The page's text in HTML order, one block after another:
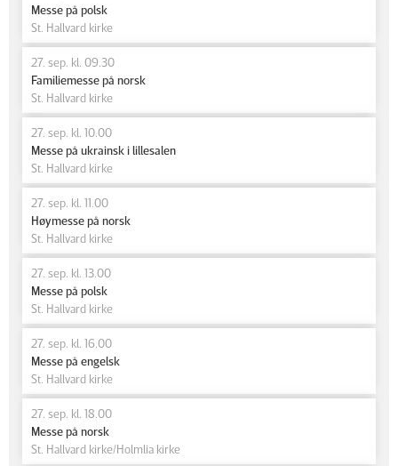
Messe på polsk
St. Hallvard kirke
27. sep. kl. 09.30
Familiemesse på norsk
St. Hallvard kirke
27. sep. kl. 10.00
Messe på ukrainsk i lillesalen
St. Hallvard kirke
27. sep. kl. 11.00
Høymesse på norsk
St. Hallvard kirke
27. sep. kl. 13.00
Messe på polsk
St. Hallvard kirke
27. sep. kl. 16.00
Messe på engelsk
St. Hallvard kirke
27. sep. kl. 18.00
Messe på norsk
St. Hallvard kirke/Holmlia kirke